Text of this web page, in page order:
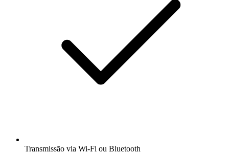
Transmissão via Wi-Fi ou Bluetooth